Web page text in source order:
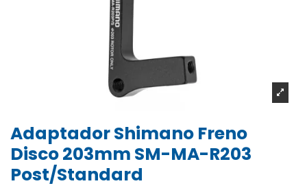
Adaptador Shimano Freno
Disco 203mm SM-MA-R203
Post/Standard